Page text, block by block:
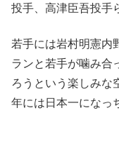
投手、高津臣吾投手
若手には岩村明憲内
ランと若手が噛み合
ろうという楽しみな
年には日本一になっ